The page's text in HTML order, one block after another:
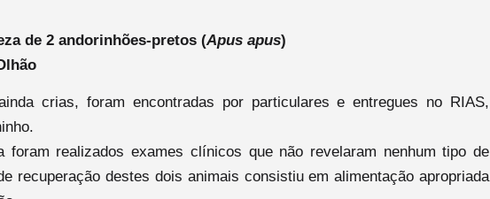
de 2 andorinhões-pretos (Apus apus)
crias, foram encontradas por particulares e entregues no RIAS,
foram realizados exames clínicos que não revelaram nenhum tipo de
recuperação destes dois animais consistiu em alimentação apropriada